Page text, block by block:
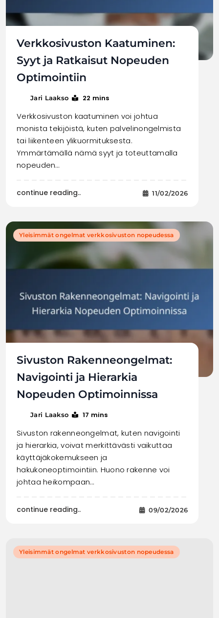
Verkkosivuston Kaatuminen:
Syyt ja Ratkaisut Nopeuden
Optimointiin
Jari Laakso 22 mins
Verkkosivuston kaatuminen voi johtua
monista tekijöistä, kuten palvelinongelmista
tai liikenteen ylikuormituksesta.
Ymmärtämällä nämä syyt ja toteuttamalla
nopeuden…
continue reading.. 11/02/2026
Yleisimmät ongelmat verkkosivuston nopeudessa
Sivuston Rakenneongelmat:
Navigointi ja Hierarkia
Nopeuden Optimoinnissa
Jari Laakso 17 mins
Sivuston rakenneongelmat, kuten navigointi
ja hierarkia, voivat merkittävästi vaikuttaa
käyttäjäkokemukseen ja
hakukoneoptimointiin. Huono rakenne voi
johtaa heikompaan…
continue reading.. 09/02/2026
Yleisimmät ongelmat verkkosivuston nopeudessa